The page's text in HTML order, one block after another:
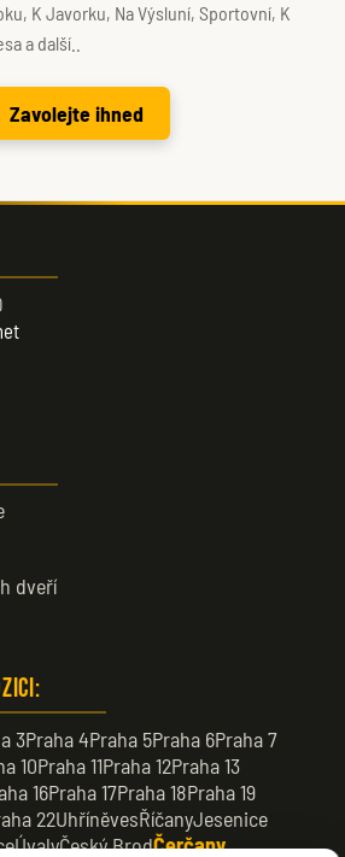
K Javorku, Na Výsluní, Sportovní, K
a další..
Zavolejte ihned
dveří
3Praha 4Praha 5Praha 6Praha 7
10Praha 11Praha 12Praha 13
16Praha 17Praha 18Praha 19
22UhříněvesŘíčanyJesenice
ÚvalyČeský BrodČerčany